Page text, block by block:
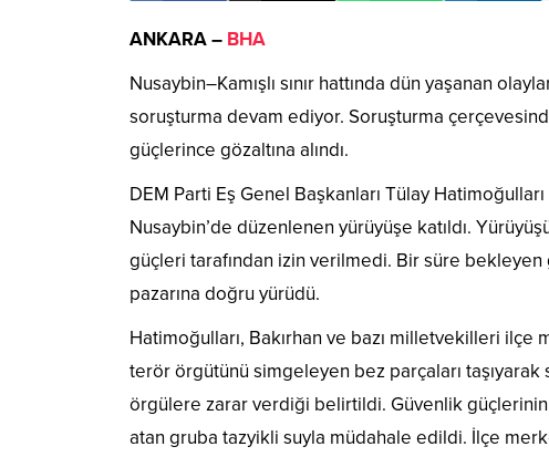
ANKARA – BHA
Nusaybin–Kamışlı sınır hattında dün yaşanan
soruşturma devam ediyor. Soruşturma
güçlerince gözaltına alındı.
DEM Parti Eş Genel Başkanları Tülay
Nusaybin’de düzenlenen yürüyüşe katıldı.
güçleri tarafından izin verilmedi. Bir süre
pazarına doğru yürüdü.
Hatimoğulları, Bakırhan ve bazı milletvekilleri
terör örgütünü simgeleyen bez parçaları
örgülere zarar verdiği belirtildi. Güvenlik güçlerinin
atan gruba tazyikli suyla müdahale edildi. İlçe